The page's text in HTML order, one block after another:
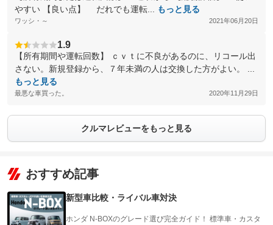
やすい 【良い点】 だれでも運転...
もっと見る
ワッシ・～ 2021年06月20日
1.9
【所有期間や運転回数】 ｃｖｔに不良があるのに、リコール出
さない。新規登録から、７年未満の人は交換した方がよい。 ...
もっと見る
最悪な車買った。 2020年11月29日
クルマレビューをもっと見る
おすすめ記事
新型車比較・ライバル車対決
ホンダ N-BOXのグレード選び完全ガイド！ 標準車・カスタ